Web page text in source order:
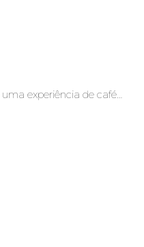
experiência de café…